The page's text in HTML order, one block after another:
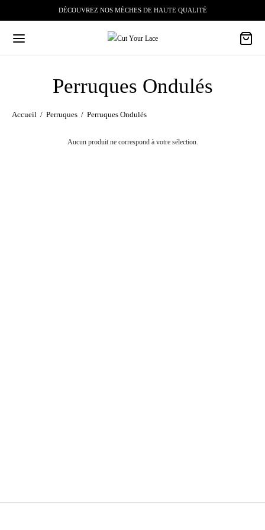
DÉCOUVREZ NOS MÈCHES DE HAUTE QUALITÉ
Perruques Ondulés
Accueil / Perruques / Perruques Ondulés
Aucun produit ne correspond à votre sélection.